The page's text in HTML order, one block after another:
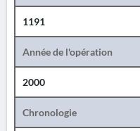
1191
Année de l'opération
2000
Chronologie